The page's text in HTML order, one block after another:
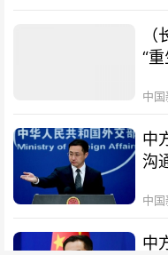
“
中
中
沟
中
中